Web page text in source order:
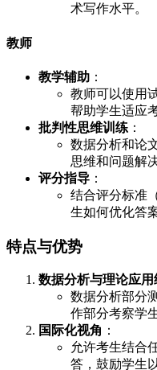
术写作水平。
教师
教学辅助 ：
教师可以使用
帮助学生适应
批判性思维训练 ：
数据分析和论
思维和问题解
评分指导 ：
结合评分标准
生如何优化答
特点与优势
数据分析与理论应用
数据分析部分
作部分考察学
国际化视角 ：
允许考生结合
答，鼓励学生